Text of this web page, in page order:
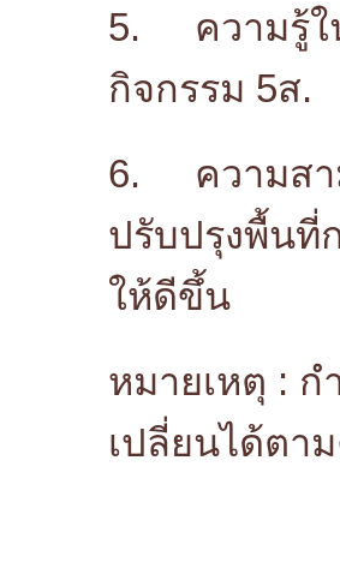
5.
ความรู้
กิจกรรม 5ส.
6.
ความส
ปรับปรุงพื้นที่
ให้ดีขึ้น
หมายเหตุ : ก
เปลี่ยนได้ตา